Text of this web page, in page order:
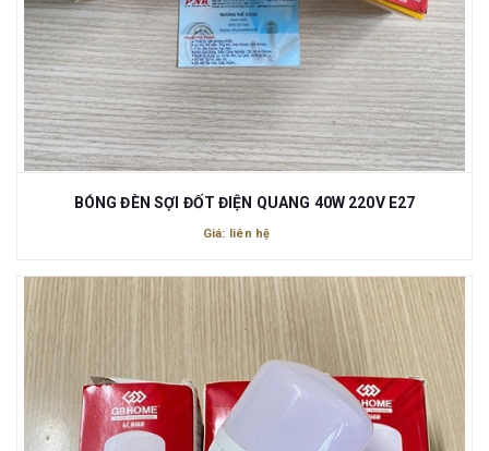
BÓNG ĐÈN SỢI ĐỐT ĐIỆN QUANG 40W 220V E27
Giá: liên hệ